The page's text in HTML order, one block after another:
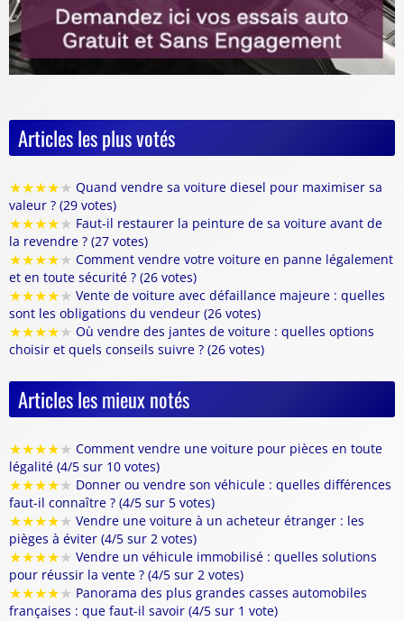
Articles les plus votés
★★★★★ Quand vendre sa voiture diesel pour maximiser sa
valeur ? (29 votes)
★★★★★ Faut-il restaurer la peinture de sa voiture avant de
la revendre ? (27 votes)
★★★★★ Comment vendre votre voiture en panne légalement
et en toute sécurité ? (26 votes)
★★★★★ Vente de voiture avec défaillance majeure : quelles
sont les obligations du vendeur (26 votes)
★★★★★ Où vendre des jantes de voiture : quelles options
choisir et quels conseils suivre ? (26 votes)
Articles les mieux notés
★★★★★ Comment vendre une voiture pour pièces en toute
légalité (4/5 sur 10 votes)
★★★★★ Donner ou vendre son véhicule : quelles différences
faut-il connaître ? (4/5 sur 5 votes)
★★★★★ Vendre une voiture à un acheteur étranger : les
pièges à éviter (4/5 sur 2 votes)
★★★★★ Vendre un véhicule immobilisé : quelles solutions
pour réussir la vente ? (4/5 sur 2 votes)
★★★★★ Panorama des plus grandes casses automobiles
françaises : que faut-il savoir (4/5 sur 1 vote)